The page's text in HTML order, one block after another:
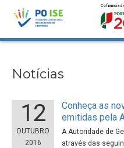
Saltar para o conteúdo
Notícias
12
OUTUBRO
2016
Conheça as
emitidas pela
A Autoridade de
através das